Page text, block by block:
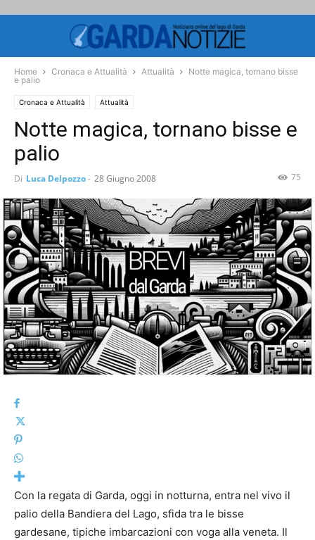
Home Cronaca e Attualità Attualità
Notte magica, tornano bisse
e palio
Cronaca e Attualità Attualità
Notte magica, tornano bisse e
palio
Di Luca Delpozzo- 28 Giugno 2008 75
Con la regata di Garda, oggi in notturna, entra nel vivo il
palio della Bandiera del Lago, sfida tra le bisse
gardesane, tipiche imbarcazioni con voga alla veneta. Il